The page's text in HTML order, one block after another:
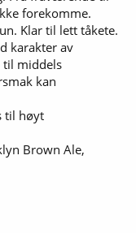
forekomme.
Klar til lett tåkete.
karakter av
til middels
kan
til høyt
Brown Ale,